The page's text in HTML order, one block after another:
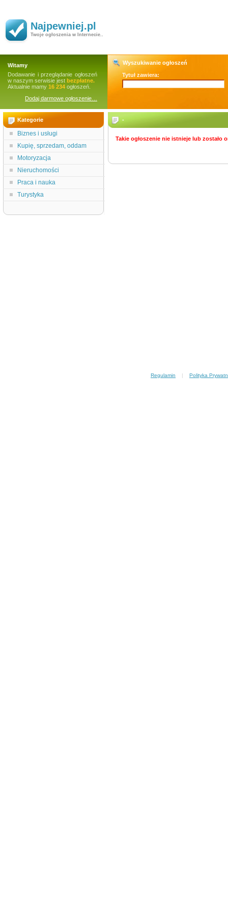
Najpewniej.pl
Twoje ogłoszenia w Internecie..
Witamy
Dodawanie i przeglądanie ogłoszeń
w naszym serwisie jest bezpłatne.
Aktualnie mamy 16 234 ogłoszeń.
Dodaj darmowe ogłoszenie…
Wyszukiwanie ogłoszeń
Tytuł zawiera:
Kategorie
Biznes i usługi
Kupię, sprzedam, oddam
Motoryzacja
Nieruchomości
Praca i nauka
Turystyka
-
Takie ogłoszenie nie istnieje lub zostało
Regulamin | Polityka